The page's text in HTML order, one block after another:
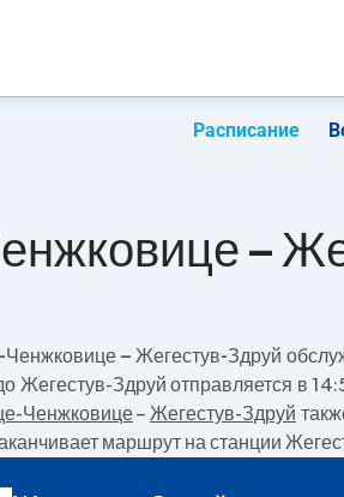
Расписание
–
Ченжковице – Жегестув-Здруй
Жегестув-Здруй отправляется в
Ченжковице– Жегестув-Здруй
маршрут на станции